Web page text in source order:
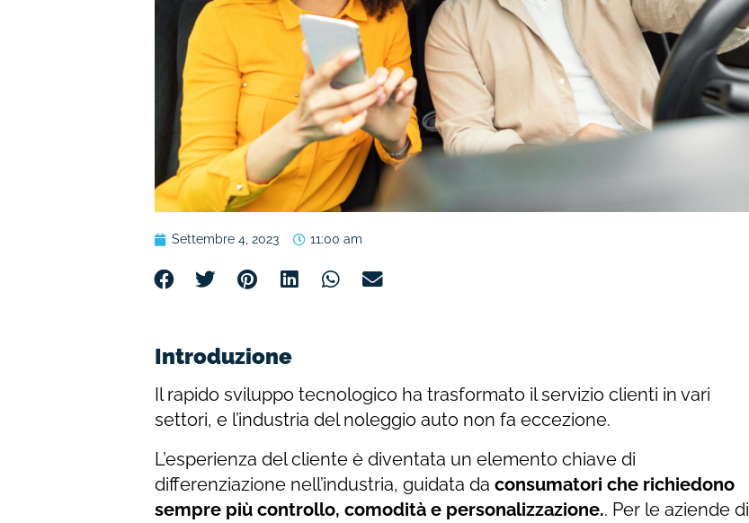
Settembre 4, 2023 11:00 am
Introduzione
Il rapido sviluppo tecnologico ha trasformato il servizio clienti in vari
settori, e l’industria del noleggio auto non fa eccezione.
L’esperienza del cliente è diventata un elemento chiave di
differenziazione nell’industria, guidata da consumatori che richiedono
sempre più controllo, comodità e personalizzazione.. Per le aziende di